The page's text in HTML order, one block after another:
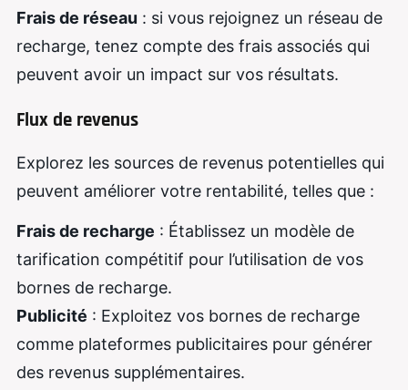
Frais de réseau : si vous rejoignez un réseau de
recharge, tenez compte des frais associés qui
peuvent avoir un impact sur vos résultats.
Flux de revenus
Explorez les sources de revenus potentielles qui
peuvent améliorer votre rentabilité, telles que :
Frais de recharge : Établissez un modèle de
tarification compétitif pour l’utilisation de vos
bornes de recharge.
Publicité : Exploitez vos bornes de recharge
comme plateformes publicitaires pour générer
des revenus supplémentaires.